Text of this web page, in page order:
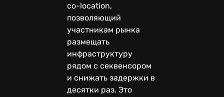
co-location,
позволяющий
участникам рынка
размещать
инфраструктуру
рядом с секвенсором
и снижать задержки в
десятки раз. Это